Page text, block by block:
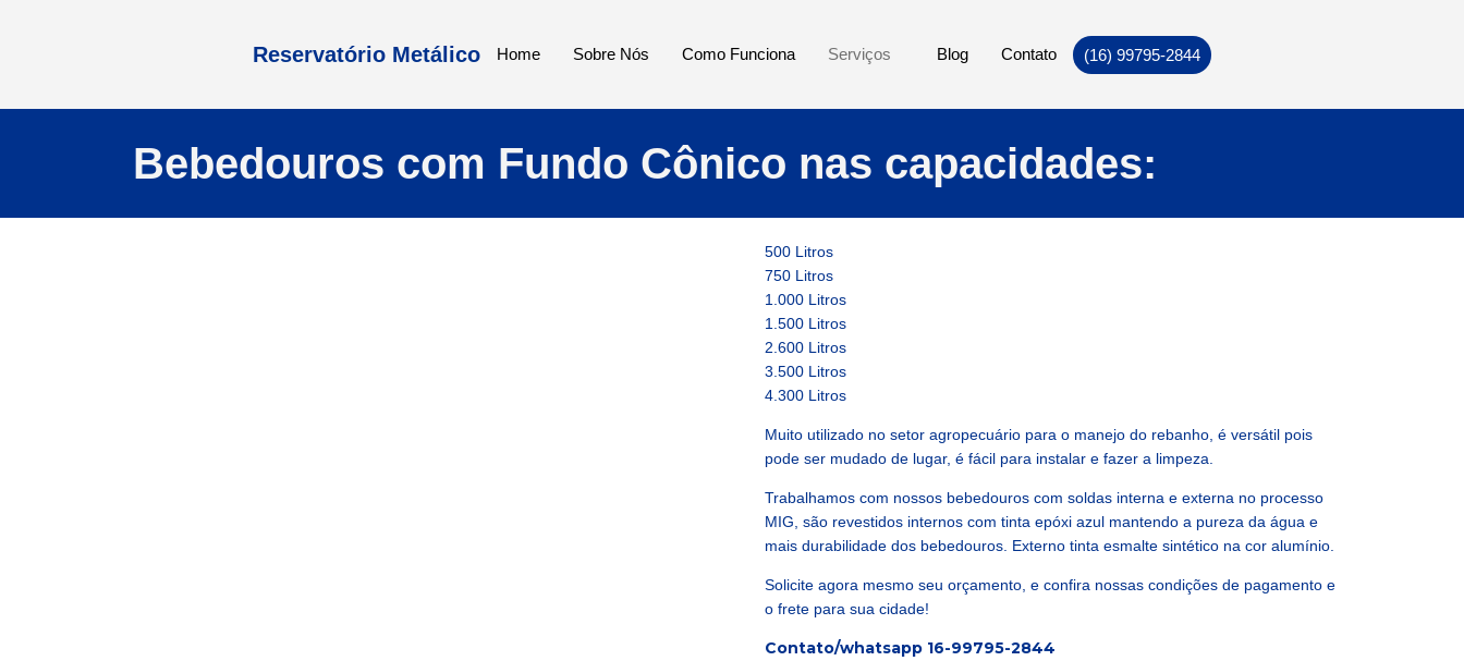
Reservatório Metálico Home Sobre Nós Como Funciona Serviços Blog Contato (16) 99795-2844
Bebedouros com Fundo Cônico nas capacidades:
500 Litros
750 Litros
1.000 Litros
1.500 Litros
2.600 Litros
3.500 Litros
4.300 Litros
Muito utilizado no setor agropecuário para o manejo do rebanho, é versátil pois
pode ser mudado de lugar, é fácil para instalar e fazer a limpeza.
Trabalhamos com nossos bebedouros com soldas interna e externa no processo
MIG, são revestidos internos com tinta epóxi azul mantendo a pureza da água e
mais durabilidade dos bebedouros. Externo tinta esmalte sintético na cor alumínio.
Solicite agora mesmo seu orçamento, e confira nossas condições de pagamento e
o frete para sua cidade!
Contato/whatsapp 16-99795-2844